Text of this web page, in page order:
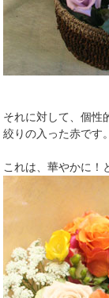
それに対して、個性
絞りの入った赤です。
これは、華やかに！